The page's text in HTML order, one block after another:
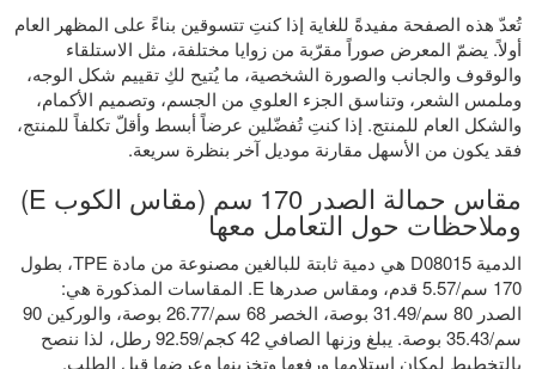
تُعدّ هذه الصفحة مفيدةً للغاية إذا كنتِ تتسوقين بناءً على المظهر العام
أولاً. يضمّ المعرض صوراً مقرّبة من زوايا مختلفة، مثل الاستلقاء
والوقوف والجانب والصورة الشخصية، ما يُتيح لكِ تقييم شكل الوجه،
وملمس الشعر، وتناسق الجزء العلوي من الجسم، وتصميم الأكمام،
والشكل العام للمنتج. إذا كنتِ تُفضّلين عرضاً أبسط وأقلّ تكلفاً للمنتج،
فقد يكون من الأسهل مقارنة موديل آخر بنظرة سريعة.
مقاس حمالة الصدر 170 سم (مقاس الكوب E)
وملاحظات حول التعامل معها
الدمية D08015 هي دمية ثابتة للبالغين مصنوعة من مادة TPE، بطول
170 سم/5.57 قدم، ومقاس صدرها E. المقاسات المذكورة هي:
الصدر 80 سم/31.49 بوصة، الخصر 68 سم/26.77 بوصة، والوركين 90
سم/35.43 بوصة. يبلغ وزنها الصافي 42 كجم/92.59 رطل، لذا ننصح
بالتخطيط لمكان استلامها ورفعها وتخزينها وعرضها قبل الطلب.